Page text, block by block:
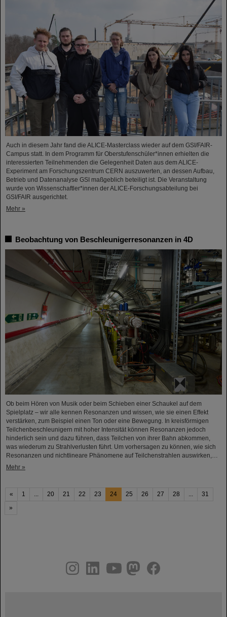
Auch in diesem Jahr fand die ALICE-Masterclass wieder auf dem GSI/FAIR-
Campus statt. In dem Programm für Oberstufenschüler*innen erhielten die
interessierten Teilnehmenden die Gelegenheit Daten aus dem ALICE-
Experiment am Forschungszentrum CERN auszuwerten, an dessen Aufbau,
Betrieb und Datenanalyse GSI maßgeblich beteiligt ist. Die Veranstaltung
wurde von Wissenschaftler*innen der ALICE-Forschungsabteilung bei
GSI/FAIR ausgerichtet.
Mehr »
Beobachtung von Beschleunigerresonanzen in 4D
Ob beim Hören von Musik oder beim Schieben einer Schaukel auf dem
Spielplatz – wir alle kennen Resonanzen und wissen, wie sie einen Effekt
verstärken, zum Beispiel einen Ton oder eine Bewegung. In kreisförmigen
Teilchenbeschleunigern mit hoher Intensität können Resonanzen jedoch
hinderlich sein und dazu führen, dass Teilchen von ihrer Bahn abkommen,
was wiederum zu Strahlverlusten führt. Um vorhersagen zu können, wie sich
Resonanzen und nichtlineare Phänomene auf Teilchenstrahlen auswirken,…
Mehr »
« 1 20 21 22 23 24 25 26 27 28
31
»
youtubehelmholtz.socialfacebook